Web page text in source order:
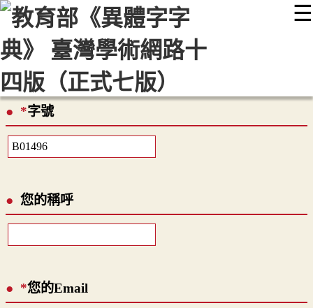
☰
::: 最新消息 常見問題 編輯說明
顯示模式
網站導覽
*字號
您的稱呼
*您的Email